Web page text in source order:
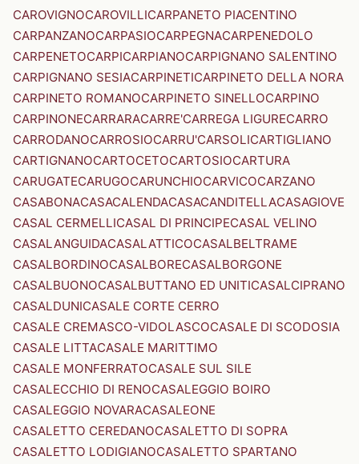
CAROVIGNOCAROVILLICARPANETO PIACENTINO
CARPANZANOCARPASIOCARPEGNACARPENEDOLO
CARPENETOCARPICARPIANOCARPIGNANO SALENTINO
CARPIGNANO SESIACARPINETICARPINETO DELLA NORA
CARPINETO ROMANOCARPINETO SINELLOCARPINO
CARPINONECARRARACARRE'CARREGA LIGURECARRO
CARRODANOCARROSIOCARRU'CARSOLICARTIGLIANO
CARTIGNANOCARTOCETOCARTOSIOCARTURA
CARUGATECARUGOCARUNCHIOCARVICOCARZANO
CASABONACASACALENDACASACANDITELLACASAGIOVE
CASAL CERMELLICASAL DI PRINCIPECASAL VELINO
CASALANGUIDACASALATTICOCASALBELTRAME
CASALBORDINOCASALBORECASALBORGONE
CASALBUONOCASALBUTTANO ED UNITICASALCIPRANO
CASALDUNICASALE CORTE CERRO
CASALE CREMASCO-VIDOLASCOCASALE DI SCODOSIA
CASALE LITTACASALE MARITTIMO
CASALE MONFERRATOCASALE SUL SILE
CASALECCHIO DI RENOCASALEGGIO BOIRO
CASALEGGIO NOVARACASALEONE
CASALETTO CEREDANOCASALETTO DI SOPRA
CASALETTO LODIGIANOCASALETTO SPARTANO